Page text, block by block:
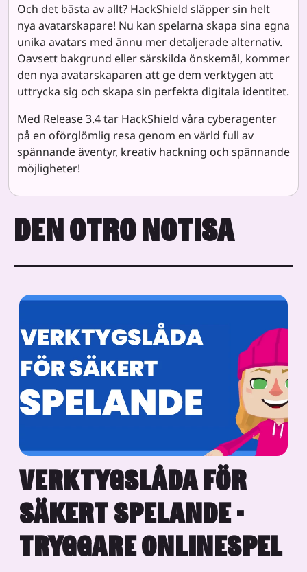
Och det bästa av allt? HackShield släpper sin helt
nya avatarskapare! Nu kan spelarna skapa sina egna
unika avatars med ännu mer detaljerade alternativ.
Oavsett bakgrund eller särskilda önskemål, kommer
den nya avatarskaparen att ge dem verktygen att
uttrycka sig och skapa sin perfekta digitala identitet.
Med Release 3.4 tar HackShield våra cyberagenter
på en oförglömlig resa genom en värld full av
spännande äventyr, kreativ hackning och spännande
möjligheter!
DEN OTRO NOTISA
VERKTYGSLÅDA FÖR
SÄKERT SPELANDE -
TRYGGARE ONLINESPEL